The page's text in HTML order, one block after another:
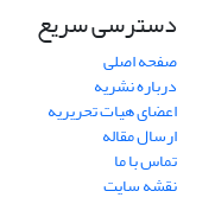
دسترسی سریع
صفحه اصلی
درباره نشریه
اعضای هیات تحریریه
ارسال مقاله
تماس با ما
نقشه سایت